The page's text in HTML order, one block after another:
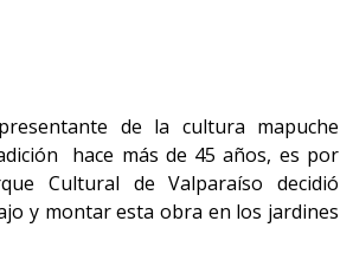
de la cultura mapuche
hace más de 45 años, es por
Cultural de Valparaíso decidió
y montar esta obra en los jardines